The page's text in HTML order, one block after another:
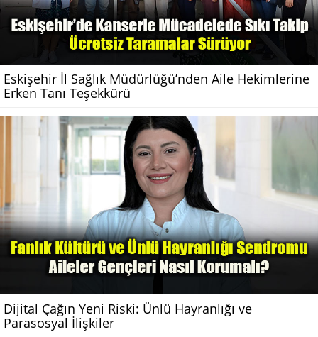
Eskişehir İl Sağlık Müdürlüğü’nden Aile Hekimlerine
Erken Tanı Teşekkürü
Dijital Çağın Yeni Riski: Ünlü Hayranlığı ve
Parasosyal İlişkiler